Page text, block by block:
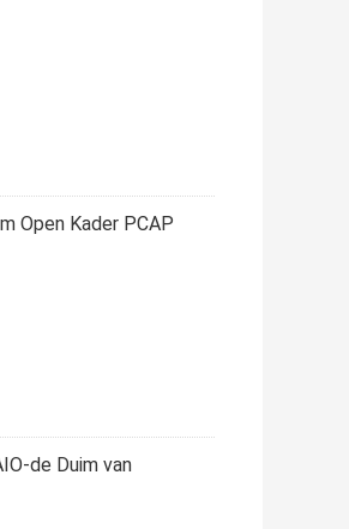
Open Kader PCAP
de Duim van